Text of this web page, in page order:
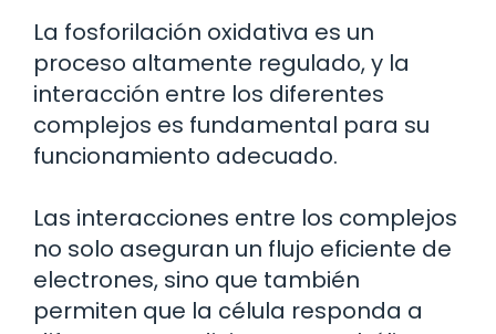
La fosforilación oxidativa es un
proceso altamente regulado, y la
interacción entre los diferentes
complejos es fundamental para su
funcionamiento adecuado.
Las interacciones entre los complejos
no solo aseguran un flujo eficiente de
electrones, sino que también
permiten que la célula responda a